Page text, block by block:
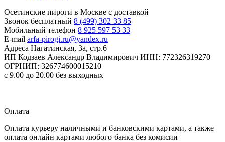
Осетинские пироги в Москве с доставкой
Звонок бесплатный 8 (499) 302 33 85
Мобильный телефон 8 925 597 53 33
E-mail arfa-pirogi.ru@yandex.ru
Адреса Нагатинская, 3а, стр.6
ИП Кодзаев Александр Владимирович ИНН: 772326319270
ОГРНИП: 326774600015210
с 9.00 до 20.00 без выходных
Оплата
Оплата курьеру наличными и банковскими картами, а также
оплата онлайн картами любого банка без комисии